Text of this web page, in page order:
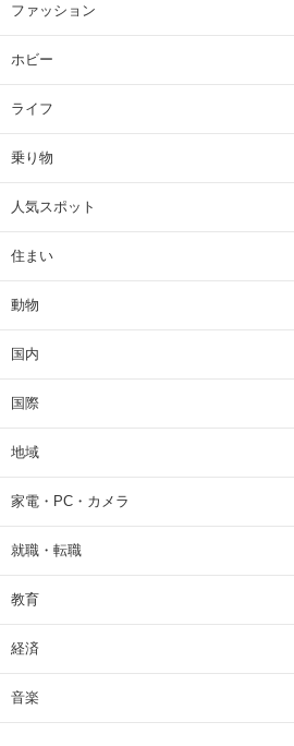
ファッション
ホビー
ライフ
乗り物
人気スポット
住まい
動物
国内
国際
地域
家電・PC・カメラ
就職・転職
教育
経済
音楽